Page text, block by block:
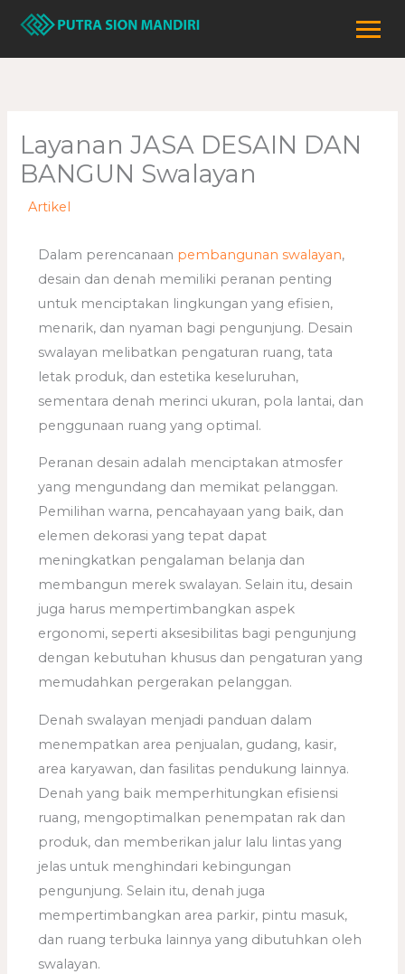
Lewati
konten
Layanan JASA DESAIN DAN
BANGUN Swalayan
/Artikel
Dalam perencanaan pembangunan swalayan,
desain dan denah memiliki peranan penting
untuk menciptakan lingkungan yang efisien,
menarik, dan nyaman bagi pengunjung. Desain
swalayan melibatkan pengaturan ruang, tata
letak produk, dan estetika keseluruhan,
sementara denah merinci ukuran, pola lantai, dan
penggunaan ruang yang optimal.
Peranan desain adalah menciptakan atmosfer
yang mengundang dan memikat pelanggan.
Pemilihan warna, pencahayaan yang baik, dan
elemen dekorasi yang tepat dapat
meningkatkan pengalaman belanja dan
membangun merek swalayan. Selain itu, desain
juga harus mempertimbangkan aspek
ergonomi, seperti aksesibilitas bagi pengunjung
dengan kebutuhan khusus dan pengaturan yang
memudahkan pergerakan pelanggan.
Denah swalayan menjadi panduan dalam
menempatkan area penjualan, gudang, kasir,
area karyawan, dan fasilitas pendukung lainnya.
Denah yang baik memperhitungkan efisiensi
ruang, mengoptimalkan penempatan rak dan
produk, dan memberikan jalur lalu lintas yang
jelas untuk menghindari kebingungan
pengunjung. Selain itu, denah juga
mempertimbangkan area parkir, pintu masuk,
dan ruang terbuka lainnya yang dibutuhkan oleh
swalayan.